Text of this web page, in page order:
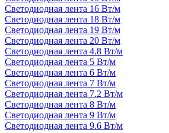
Светодиодная лента 16 Вт/м
Светодиодная лента 18 Вт/м
Светодиодная лента 19 Вт/м
Светодиодная лента 20 Вт/м
Светодиодная лента 4.8 Вт/м
Светодиодная лента 5 Вт/м
Светодиодная лента 6 Вт/м
Светодиодная лента 7 Вт/м
Светодиодная лента 7.2 Вт/м
Светодиодная лента 8 Вт/м
Светодиодная лента 9 Вт/м
Светодиодная лента 9.6 Вт/м